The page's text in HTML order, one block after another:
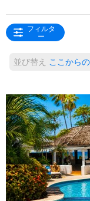
フィルタ
ー
並び替え ここから